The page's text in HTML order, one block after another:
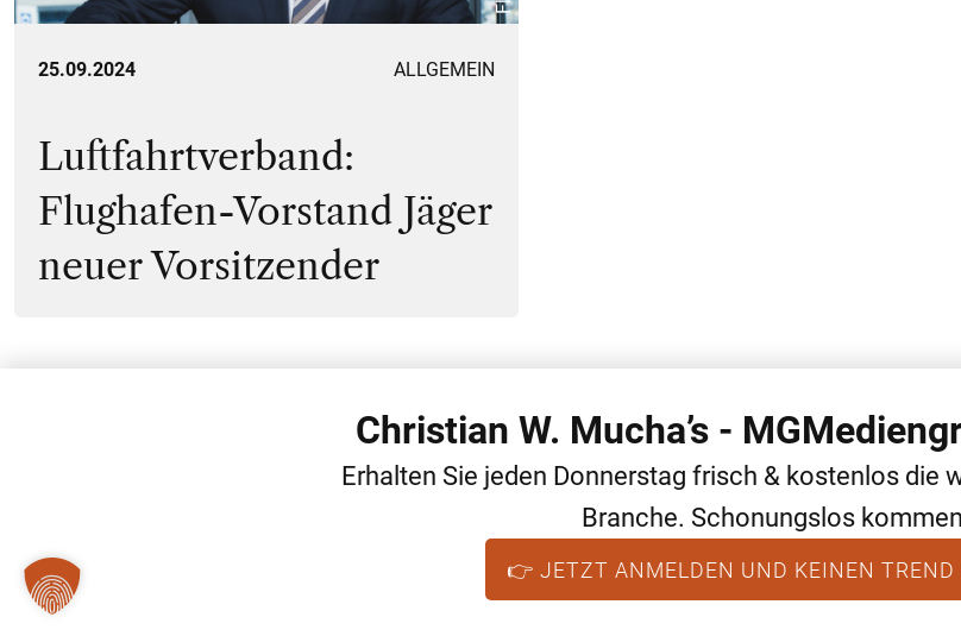
25.09.2024 ALLGEMEIN
Luftfahrtverband:
Flughafen-Vorstand Jäger
neuer Vorsitzender
WEITERE THEMEN ALLGEMEIN
Christian W. Mucha’s -
Erhalten Sie jeden Donnerstag frisch & kostenlos die
Branche. Schonungslos
👉 JETZT ANMELDEN UND KEINEN TREND